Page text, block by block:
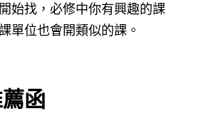
始找，必修中你有興趣的課
單位也會開類似的課。
函